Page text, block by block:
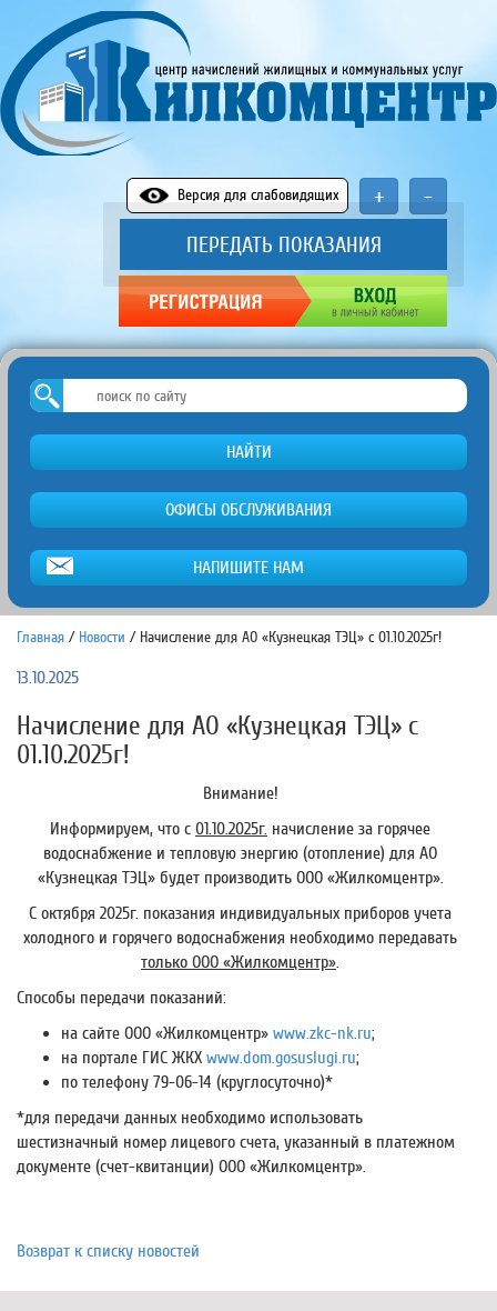
-
+
Версия для слабовидящих
ПЕРЕДАТЬ ПОКАЗАНИЯ
НАЙТИ
ОФИСЫ ОБСЛУЖИВАНИЯ
НАПИШИТЕ НАМ
Главная / Новости / Начисление для АО «Кузнецкая ТЭЦ» с 01.10.2025г!
13.10.2025
Начисление для АО «Кузнецкая ТЭЦ» с
01.10.2025г!
Внимание!
Информируем, что с 01.10.2025г. начисление за горячее
водоснабжение и тепловую энергию (отопление) для АО
«Кузнецкая ТЭЦ» будет производить ООО «Жилкомцентр».
С октября 2025г. показания индивидуальных приборов учета
холодного и горячего водоснабжения необходимо передавать
только ООО «Жилкомцентр».
Способы передачи показаний:
на сайте ООО «Жилкомцентр» www.zkc-nk.ru;
на портале ГИС ЖКХ www.dom.gosuslugi.ru;
по телефону 79-06-14 (круглосуточно)*
*для передачи данных необходимо использовать
шестизначный номер лицевого счета, указанный в платежном
документе (счет-квитанции) ООО «Жилкомцентр».
Возврат к списку новостей